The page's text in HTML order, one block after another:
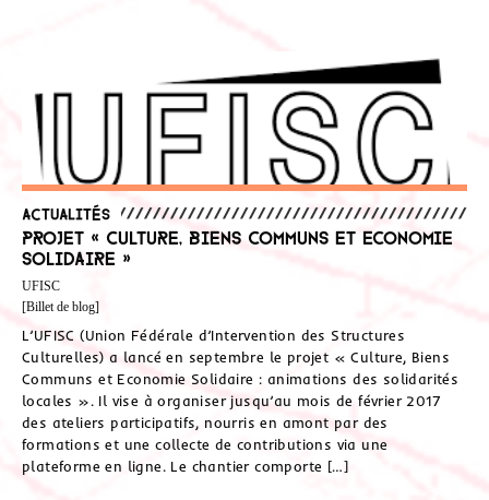
Actualités
Projet « Culture, Biens Communs et Economie
Solidaire »
UFISC
[Billet de blog]
L’UFISC (Union Fédérale d’Intervention des Structures
Culturelles) a lancé en septembre le projet « Culture, Biens
Communs et Economie Solidaire : animations des solidarités
locales ». Il vise à organiser jusqu’au mois de février 2017
des ateliers participatifs, nourris en amont par des
formations et une collecte de contributions via une
plateforme en ligne. Le chantier comporte […]